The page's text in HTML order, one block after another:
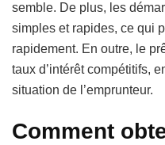
semble. De plus, les
simples et rapides, ce qui
rapidement. En outre, le
taux d’intérêt compétitifs,
situation de l’emprunteur.
Comment